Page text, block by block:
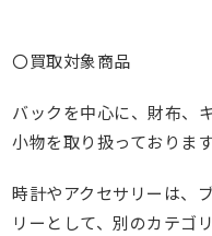
〇買取対象商品
バックを中心に、財布、
小物を取り扱っております
時計やアクセサリーは、
リーとして、別のカテゴ